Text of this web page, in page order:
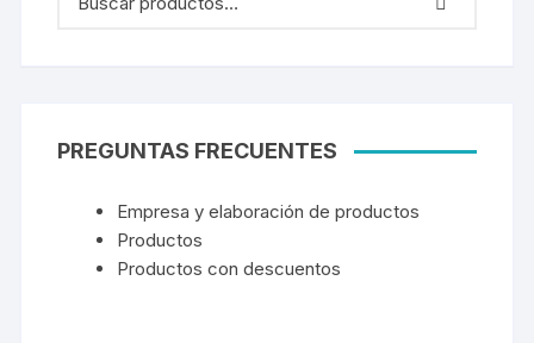
PREGUNTAS FRECUENTES
Empresa y elaboración de productos
Productos
Productos con descuentos